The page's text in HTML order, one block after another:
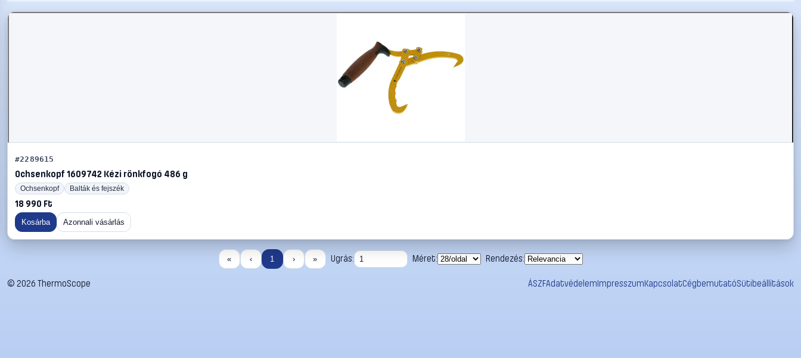
#2289615
Ochsenkopf 1609742 Kézi rönkfogó 486 g
Ochsenkopf Balták és fejszék
18 990 Ft
Kosárba Azonnali vásárlás
« ‹ 1 › » Ugrás: Méret: Rendezés:
© 2026 ThermoScope ÁSZFAdatvédelemImpresszumKapcsolatCégbemutatóSütibeállítások